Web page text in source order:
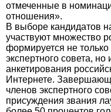
отмеченные в
отношения».
В выборе кандидатов
участвуют множество
формируется не
экспертного совета,
анкетирования
Интернете.
членов экспертного
присуждения звания